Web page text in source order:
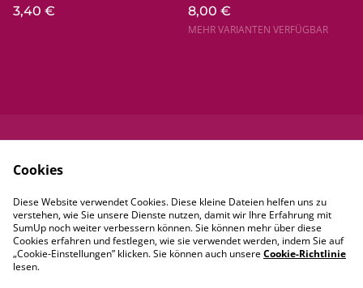
3,40 €
8,00 €
MEHR VARIANTEN VERFÜGBAR
mungen von
SumUp
Cookies
Diese Website verwendet Cookies. Diese kleine Dateien helfen uns zu
verstehen, wie Sie unsere Dienste nutzen, damit wir Ihre Erfahrung mit
SumUp noch weiter verbessern können. Sie können mehr über diese
Cookies erfahren und festlegen, wie sie verwendet werden, indem Sie auf
„Cookie-Einstellungen” klicken. Sie können auch unsereCookie-Richtlinie
lesen.